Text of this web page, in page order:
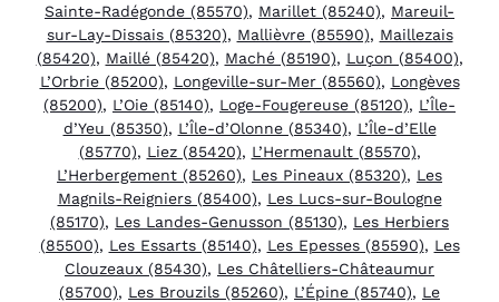
Sainte-Radégonde (85570), Marillet (85240), Mareuil-
sur-Lay-Dissais (85320), Mallièvre (85590), Maillezais
(85420), Maillé (85420), Maché (85190), Luçon (85400),
L’Orbrie (85200), Longeville-sur-Mer (85560), Longèves
(85200), L’Oie (85140), Loge-Fougereuse (85120), L’Île-
d’Yeu (85350), L’Île-d’Olonne (85340), L’Île-d’Elle
(85770), Liez (85420), L’Hermenault (85570),
L’Herbergement (85260), Les Pineaux (85320), Les
Magnils-Reigniers (85400), Les Lucs-sur-Boulogne
(85170), Les Landes-Genusson (85130), Les Herbiers
(85500), Les Essarts (85140), Les Epesses (85590), Les
Clouzeaux (85430), Les Châtelliers-Châteaumur
(85700), Les Brouzils (85260), L’Épine (85740), Le